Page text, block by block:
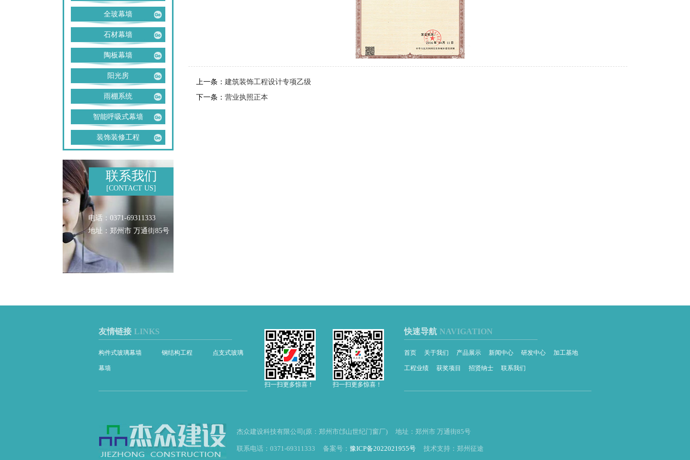
全玻幕墙
石材幕墙
陶板幕墙
阳光房
雨棚系统
智能呼吸式幕墙
装饰装修工程
联系我们
[CONTACT US]
电话：0371-69311333
地址：郑州市 万通街85号
上一条： 建筑装饰工程设计专项乙级
下一条： 营业执照正本
友情链接 LINKS
构件式玻璃幕墙 钢结构工程 点支式玻璃
幕墙
扫一扫更多惊喜！ 扫一扫更多惊喜！
快速导航 NAVIGATION
首页 关于我们 产品展示 新闻中心 研发中心 加工基地
工程业绩 获奖项目 招贤纳士 联系我们
杰众建设科技有限公司(原：郑州市邙山世纪门窗厂) 地址：郑州市 万通街85号
联系电话：0371-69311333 备案号： 豫ICP备2022021955号 技术支持： 郑州征途